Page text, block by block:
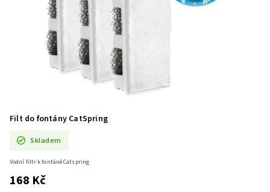
Filt do fontány CatSpring
Skladem
168 Kč
Vodní filtr k fontáně Catspring